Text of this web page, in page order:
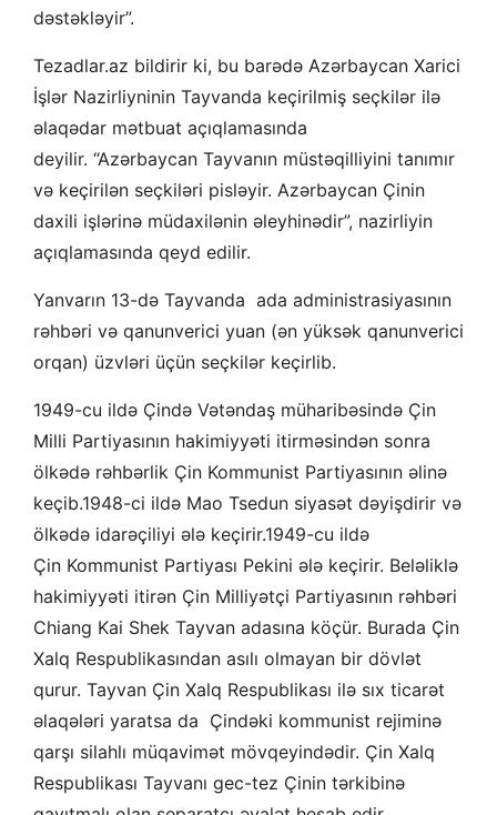
dəstəkləyir”.
Tezadlar.az bildirir ki, bu barədə Azərbaycan Xarici
İşlər Nazirliyninin Tayvanda keçirilmiş seçkilər ilə
əlaqədar mətbuat açıqlamasında
deyilir. “Azərbaycan Tayvanın müstəqilliyini tanımır
və keçirilən seçkiləri pisləyir. Azərbaycan Çinin
daxili işlərinə müdaxilənin əleyhinədir”, nazirliyin
açıqlamasında qeyd edilir.
Yanvarın 13-də Tayvanda ada administrasiyasının
rəhbəri və qanunverici yuan (ən yüksək qanunverici
orqan) üzvləri üçün seçkilər keçirlib.
1949-cu ildə Çində Vətəndaş müharibəsində Çin
Milli Partiyasının hakimiyyəti itirməsindən sonra
ölkədə rəhbərlik Çin Kommunist Partiyasının əlinə
keçib.1948-ci ildə Mao Tsedun siyasət dəyişdirir və
ölkədə idarəçiliyi ələ keçirir.1949-cu ildə
Çin Kommunist Partiyası Pekini ələ keçirir. Beləliklə
hakimiyyəti itirən Çin Milliyətçi Partiyasının rəhbəri
Chiang Kai Shek Tayvan adasına köçür. Burada Çin
Xalq Respublikasından asılı olmayan bir dövlət
qurur. Tayvan Çin Xalq Respublikası ilə sıx ticarət
əlaqələri yaratsa da Çindəki kommunist rejiminə
qarşı silahlı müqavimət mövqeyindədir. Çin Xalq
Respublikası Tayvanı gec-tez Çinin tərkibinə